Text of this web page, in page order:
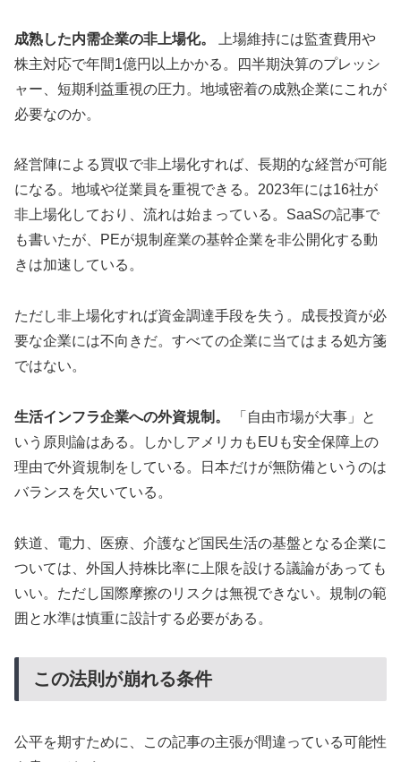
成熟した内需企業の非上場化。
上場維持には監査費用や
株主対応で年間1億円以上かかる。四半期決算のプレッシ
ャー、短期利益重視の圧力。地域密着の成熟企業にこれが
必要なのか。
経営陣による買収で非上場化すれば、長期的な経営が可能
になる。地域や従業員を重視できる。2023年には16社が
非上場化しており、流れは始まっている。SaaSの記事で
も書いたが、PEが規制産業の基幹企業を非公開化する動
きは加速している。
ただし非上場化すれば資金調達手段を失う。成長投資が必
要な企業には不向きだ。すべての企業に当てはまる処方箋
ではない。
生活インフラ企業への外資規制。
「自由市場が大事」と
いう原則論はある。しかしアメリカもEUも安全保障上の
理由で外資規制をしている。日本だけが無防備というのは
バランスを欠いている。
鉄道、電力、医療、介護など国民生活の基盤となる企業に
ついては、外国人持株比率に上限を設ける議論があっても
いい。ただし国際摩擦のリスクは無視できない。規制の範
囲と水準は慎重に設計する必要がある。
この法則が崩れる条件
公平を期すために、この記事の主張が間違っている可能性